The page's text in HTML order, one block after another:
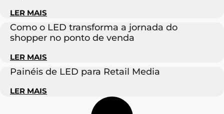
LER MAIS
Como o LED transforma a jornada do
shopper no ponto de venda
LER MAIS
Painéis de LED para Retail Media
LER MAIS